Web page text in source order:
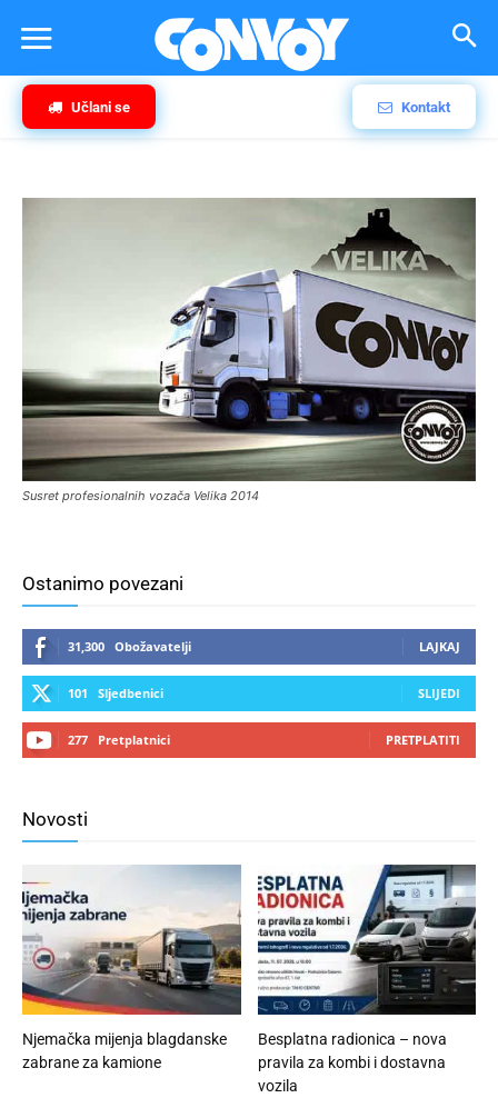
Učlani se Kontakt
Susret profesionalnih vozača Velika 2014
Ostanimo povezani
31,300 Obožavatelji LAJKAJ
101 Sljedbenici SLIJEDI
277 Pretplatnici PRETPLATITI
Novosti
Njemačka mijenja blagdanske
zabrane za kamione
Besplatna radionica – nova
pravila za kombi i dostavna
vozila